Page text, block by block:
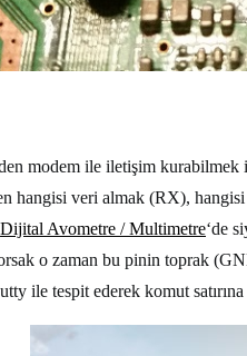
modem ile iletişim
hangisi veri almak (RX),
Dijital Avometre / Multimetre‘de
o zaman bu pinin toprak
ile tespit ederek komut